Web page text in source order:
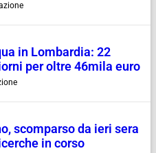
in Lombardia: 22
per oltre 46mila euro
scomparso da ieri sera
in corso